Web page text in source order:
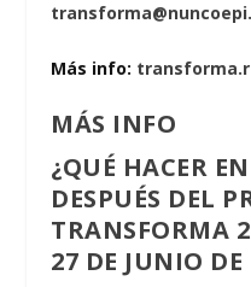
Más info:
MÁS INFO
¿QUÉ HACER
DESPUÉS DEL
TRANSFORMA
27 DE JUNIO DE